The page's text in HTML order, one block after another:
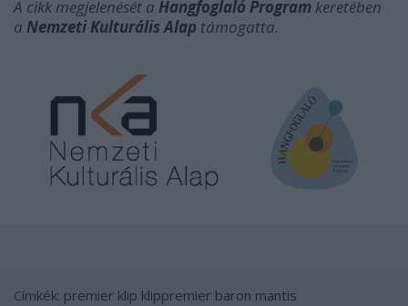
A cikk megjelenését a Hangfoglaló Program keretében
a Nemzeti Kulturális Alap támogatta.
Címkék: premier klip klippremier baron mantis